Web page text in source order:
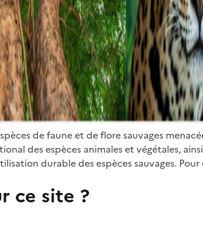
de faune et de flore sauvages
des espèces animales et végétales,
durable des espèces sauvages.
ce site ?